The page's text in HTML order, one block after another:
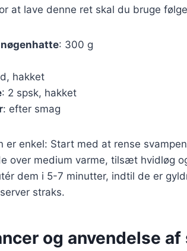
at lave denne ret skal du bruge
: 300 g
hakket
: 2 spsk, hakket
: efter smag
er enkel: Start med at rense
over medium varme, tilsæt hvidløg
dem i 5-7 minutter, indtil de er
straks.
og anvendelse